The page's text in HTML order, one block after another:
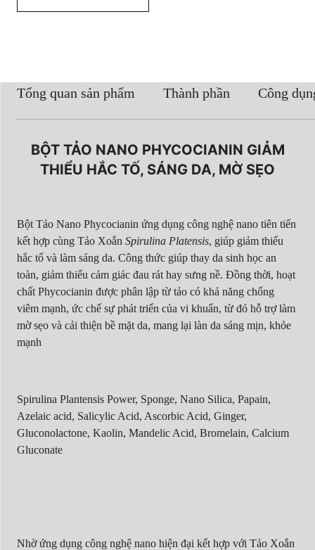
Bấm vào đây
Tổng quan sản phẩm Thành phần Công
BỘT TẢO NANO PHYCOCIANIN GIẢM
THIỂU HẮC TỐ, SÁNG DA, MỜ SẸO
Bột Tảo Nano Phycocianin ứng dụng công nghệ nano tiên tiến
kết hợp cùng Tảo Xoắn Spirulina Platensis, giúp giảm thiểu
hắc tố và làm sáng da. Công thức giúp thay da sinh học an
toàn, giảm thiểu cảm giác đau rát hay sưng nề. Đồng thời, hoạt
chất Phycocianin được phân lập từ tảo có khả năng chống
viêm mạnh, ức chế sự phát triển của vi khuẩn, từ đó hỗ trợ làm
mờ sẹo và cải thiện bề mặt da, mang lại làn da sáng mịn, khỏe
mạnh
Spirulina Plantensis Power, Sponge, Nano Silica, Papain,
Azelaic acid, Salicylic Acid, Ascorbic Acid, Ginger,
Gluconolactone, Kaolin, Mandelic Acid, Bromelain, Calcium
Gluconate
Nhờ ứng dụng công nghệ nano hiện đại kết hợp với Tảo Xoắn